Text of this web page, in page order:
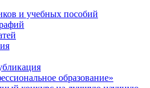
и учебных пособий
образование»